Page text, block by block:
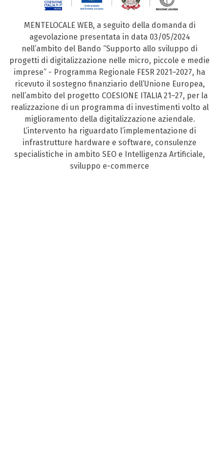
MENTELOCALE WEB, a seguito della domanda di
agevolazione presentata in data 03/05/2024
nell’ambito del Bando “Supporto allo sviluppo di
progetti di digitalizzazione nelle micro, piccole e medie
imprese” - Programma Regionale FESR 2021–2027, ha
ricevuto il sostegno finanziario dell’Unione Europea,
nell’ambito del progetto COESIONE ITALIA 21–27, per la
realizzazione di un programma di investimenti volto al
miglioramento della digitalizzazione aziendale.
L’intervento ha riguardato l’implementazione di
infrastrutture hardware e software, consulenze
specialistiche in ambito SEO e Intelligenza Artificiale,
sviluppo e-commerce